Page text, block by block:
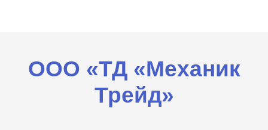
ООО «ТД «Механик
Трейд»